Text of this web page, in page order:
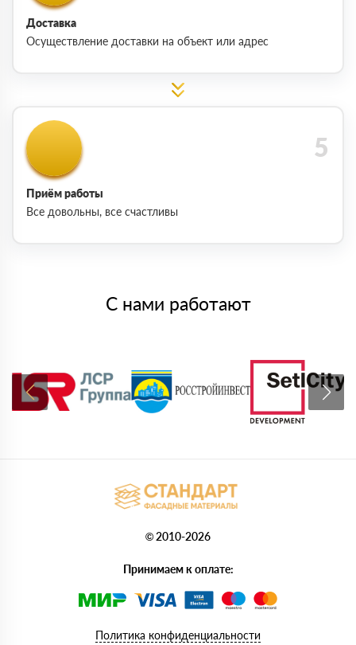
Доставка
Осуществление доставки на объект или адрес
Приём работы
Все довольны, все счастливы
С нами работают
© 2010-2026
Принимаем к оплате:
Политика конфиденциальности